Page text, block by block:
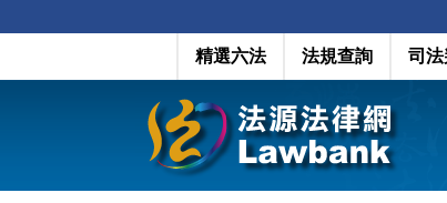
精選六法 法規查詢 司